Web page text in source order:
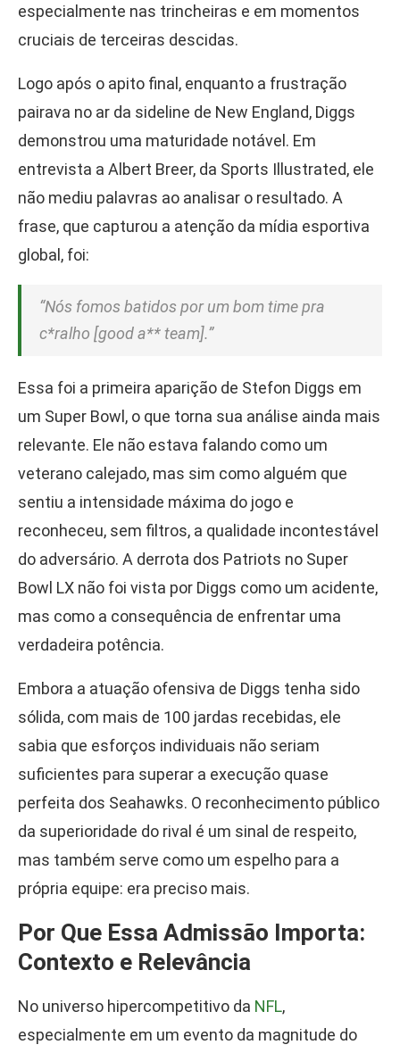
especialmente nas trincheiras e em momentos
cruciais de terceiras descidas.
Logo após o apito final, enquanto a frustração
pairava no ar da sideline de New England, Diggs
demonstrou uma maturidade notável. Em
entrevista a Albert Breer, da Sports Illustrated, ele
não mediu palavras ao analisar o resultado. A
frase, que capturou a atenção da mídia esportiva
global, foi:
“Nós fomos batidos por um bom time pra
c*ralho [good a** team].”
Essa foi a primeira aparição de Stefon Diggs em
um Super Bowl, o que torna sua análise ainda mais
relevante. Ele não estava falando como um
veterano calejado, mas sim como alguém que
sentiu a intensidade máxima do jogo e
reconheceu, sem filtros, a qualidade incontestável
do adversário. A derrota dos Patriots no Super
Bowl LX não foi vista por Diggs como um acidente,
mas como a consequência de enfrentar uma
verdadeira potência.
Embora a atuação ofensiva de Diggs tenha sido
sólida, com mais de 100 jardas recebidas, ele
sabia que esforços individuais não seriam
suficientes para superar a execução quase
perfeita dos Seahawks. O reconhecimento público
da superioridade do rival é um sinal de respeito,
mas também serve como um espelho para a
própria equipe: era preciso mais.
Por Que Essa Admissão Importa:
Contexto e Relevância
No universo hipercompetitivo da NFL,
especialmente em um evento da magnitude do